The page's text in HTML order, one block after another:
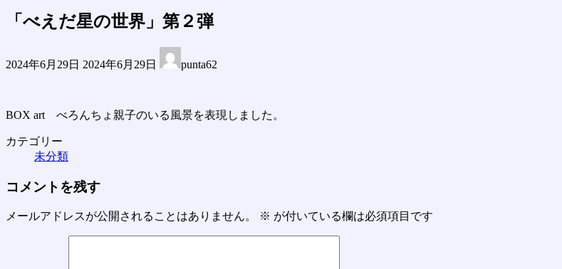
「べえだ星の世界」第２弾
2024年6月29日 終
日
2024年6月29日 punta62
BOX art べろんちょ親子のいる風景を表現しました。
カテゴリー
未分類
コメントを残す
メールアドレスが公開されることはありません。 ※ が付いている欄は必須項目です